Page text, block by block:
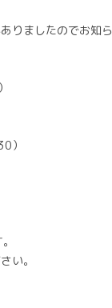
りましたのでお知ら
）
い。